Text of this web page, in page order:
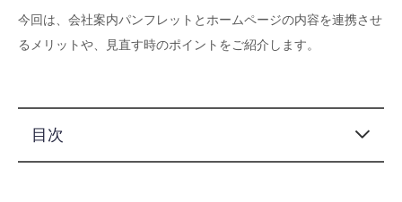
今回は、会社案内パンフレットとホームページの内容を連携させ
るメリットや、見直す時のポイントをご紹介します。
目次